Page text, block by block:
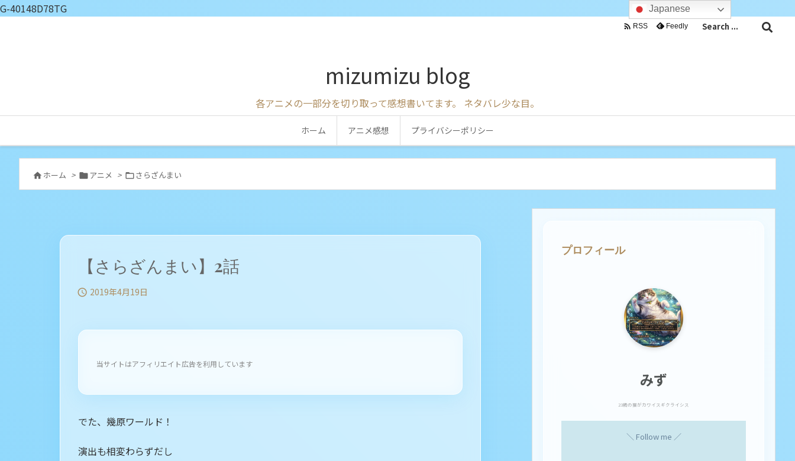
G-40148D78TG
mizumizu blog
各アニメの一部分を切り取って感想書いてます。 ネタバレ少な目。
ホーム アニメ感想 プライバシーポリシー
 RSS Feedly
 ホーム > アニメ > さらざんまい
【さらざんまい】2話
 2019年4月19日
当サイトはアフィリエイト広告を利用しています
でた、幾原ワールド！
演出も相変わらずだし
プロフィール
みず
23歳の猫がカワイスギクライシス
＼ Follow me ／
Japanese